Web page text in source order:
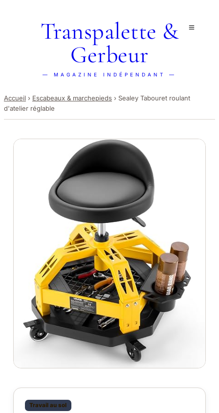
Transpalette &
Gerbeur
— MAGAZINE INDÉPENDANT —
Accueil › Escabeaux & marchepieds › Sealey Tabouret roulant
d'atelier réglable
Travail au sol